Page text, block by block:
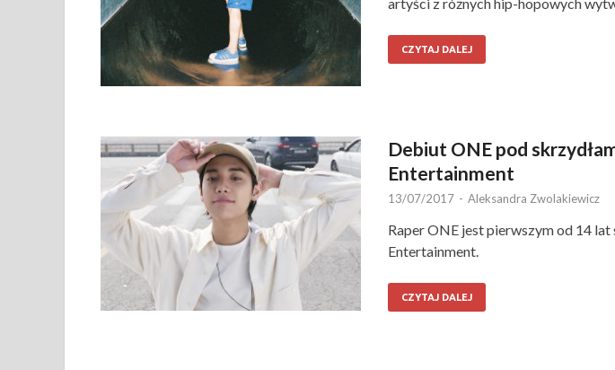
CZYTAJ DALEJ
Debiut ONE pod
Entertainment
13/07/2017 - Aleksandra Zwolakiewicz
Raper ONE jest pierwszym od 14 lat
Entertainment.
CZYTAJ DALEJ